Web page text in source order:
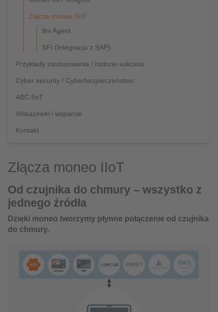
Złącza moneo IIoT
ifm Agent
SFI (Integracja z SAP)
Przykłady zastosowania / historie sukcesu
Cyber security / Cyberbezpieczeństwo
ABC IIoT
Wskazówki i wsparcie
Kontakt
Złącza moneo IIoT
Od czujnika do chmury – wszystko z
jednego źródła
Dzięki moneo tworzymy płynne połączenie od czujnika
do chmury.